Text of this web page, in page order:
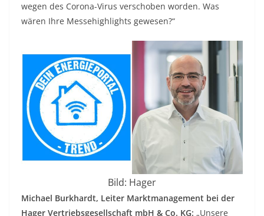
wegen des Corona-Virus verschoben worden. Was
wären Ihre Messehighlights gewesen?“
Bild: Hager
Michael Burkhardt, Leiter Marktmanagement bei der
Hager Vertriebsgesellschaft mbH & Co. KG: „Unsere